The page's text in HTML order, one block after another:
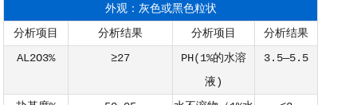
外观：灰色或黑色粒状
分析项目
分析结果 分析项目
分析结果
AL2O3%
≥27
PH(1%的水溶
液)
3.5—5.5